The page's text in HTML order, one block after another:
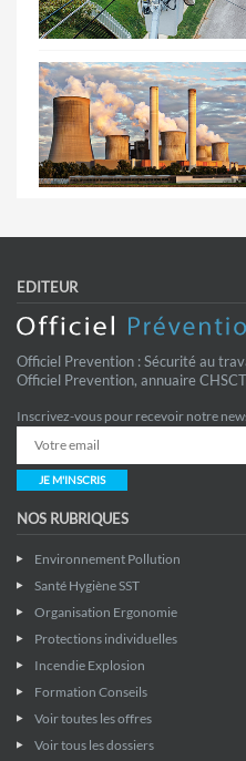
EDITEUR
Officiel Prevention : Sécurité au
Officiel Prevention, annuaire CHSCT
Inscrivez-vous pour recevoir notre
JE M'INSCRIS
NOS RUBRIQUES
Environnement Pollution
Santé Hygiène SST
Organisation Ergonomie
Protections individuelles
Incendie Explosion
Formation Conseils
Voir toutes les offres
Voir tous les dossiers